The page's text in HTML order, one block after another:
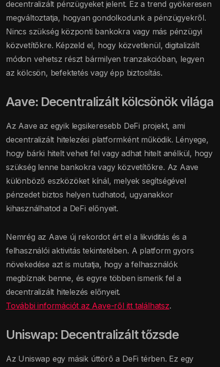
decentralizált pénzügyeket jelent. Ez a trend gyökeresen
megváltoztatja, hogyan gondolkodunk a pénzügyekről.
Nincs szükség központi bankokra vagy más pénzügyi
közvetítőkre. Képzeld el, hogy közvetlenül, digitalizált
módon vehetsz részt bármilyen tranzakcióban, legyen
az kölcsön, befektetés vagy épp biztosítás.
Aave: Decentralizált kölcsönök világa
Az Aave az egyik legsikeresebb DeFi projekt, ami
decentralizált hitelezési platformként működik. Lényege,
hogy bárki hitelt veheti fel vagy adhat hitelt anélkül, hogy
szükség lenne bankokra vagy közvetítőkre. Az Aave
különböző eszközöket kínál, melyek segítségével
pénzedet biztos helyen tudhatod, ugyanakkor
kihasználhatod a DeFi előnyeit.
Nemrég az Aave új rekordot ért el a likviditás és a
felhasználói aktivitás tekintetében. A platform gyors
növekedése azt is mutatja, hogy a felhasználók
megbíznak benne, és egyre többen ismerik fel a
decentralizált hitelezés előnyeit.
További információt az Aave-ről itt találhatsz.
Uniswap: Decentralizált tőzsde
Az Uniswap egy másik úttörő a DeFi térben. Ez egy